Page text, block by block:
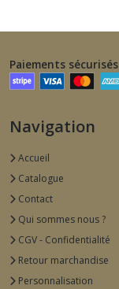
Paiements sécurisés
Navigation
Accueil
Catalogue
Contact
Qui sommes nous ?
CGV - Confidentialité
Retour marchandise
Personnalisation